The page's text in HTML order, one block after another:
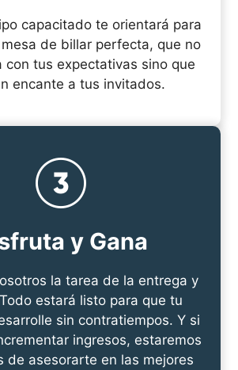
capacitado te orientará para
de billar perfecta, que no
con tus expectativas sino que
encante a tus invitados.
y Gana
la tarea de la entrega y
estará listo para que tu
sin contratiempos. Y si
ingresos, estaremos
de asesorarte en las mejores